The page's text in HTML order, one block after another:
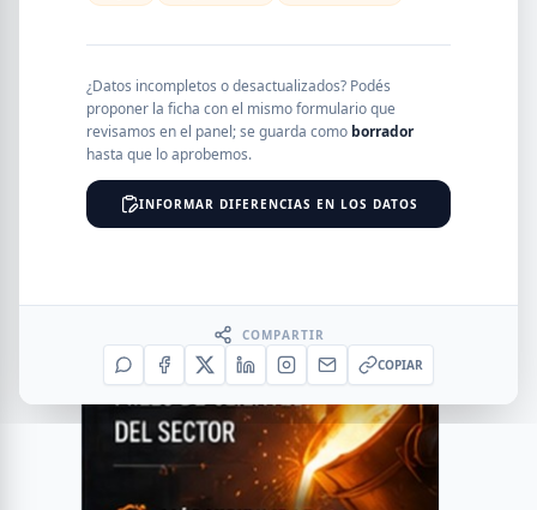
¿Datos incompletos o desactualizados? Podés
proponer la ficha con el mismo formulario que
revisamos en el panel; se guarda como borrador
hasta que lo aprobemos.
INFORMAR DIFERENCIAS EN LOS DATOS
COMPARTIR
COPIAR